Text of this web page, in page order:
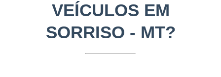
VEÍCULOS EM
SORRISO - MT?